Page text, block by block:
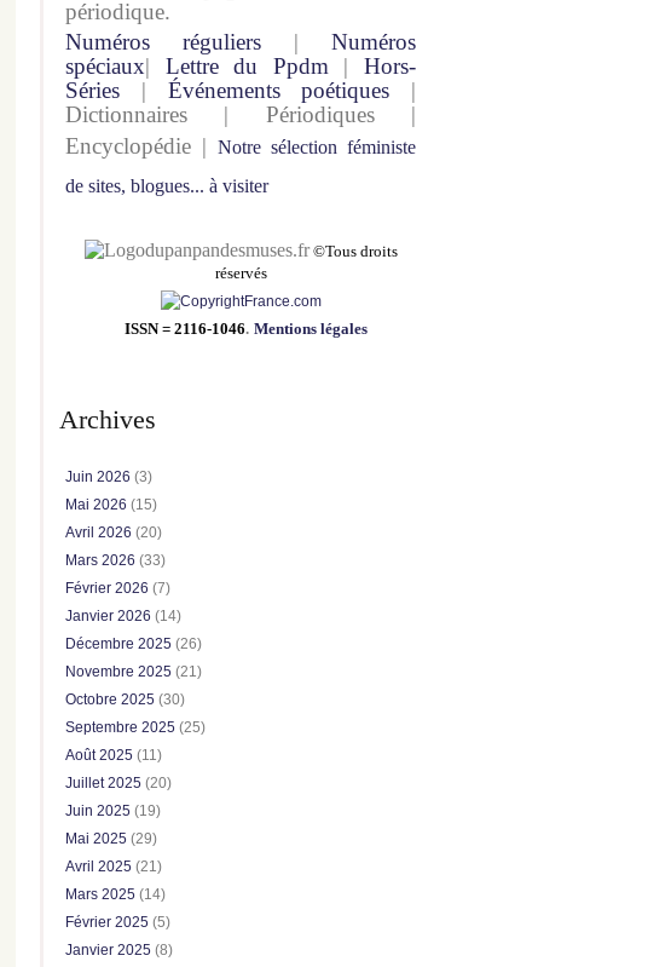
périodique.
Numéros réguliers | Numéros
spéciaux| Lettre du Ppdm |Hors-
Séries | Événements poétiques |
Dictionnaires | Périodiques |
Encyclopédie | Notre sélection féministe
de sites, blogues... à visiter
pandesmuses.fr ©Tous droits
réservés
ISSN = 2116-1046. Mentions légales
Archives
Juin 2026 (3)
Mai 2026 (15)
Avril 2026 (20)
Mars 2026 (33)
Février 2026 (7)
Janvier 2026 (14)
Décembre 2025 (26)
Novembre 2025 (21)
Octobre 2025 (30)
Septembre 2025 (25)
Août 2025 (11)
Juillet 2025 (20)
Juin 2025 (19)
Mai 2025 (29)
Avril 2025 (21)
Mars 2025 (14)
Février 2025 (5)
Janvier 2025 (8)